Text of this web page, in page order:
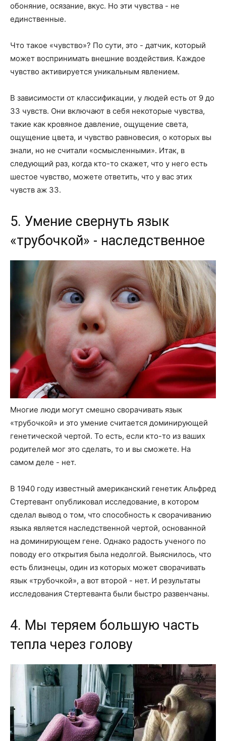
обоняние, осязание, вкус. Но эти чувства - не
единственные.
Что такое «чувство»? По сути, это - датчик, который
может воспринимать внешние воздействия. Каждое
чувство активируется уникальным явлением.
В зависимости от классификации, у людей есть от 9 до
33 чувств. Они включают в себя некоторые чувства,
такие как кровяное давление, ощущение света,
ощущение цвета, и чувство равновесия, о которых вы
знали, но не считали «осмысленными». Итак, в
следующий раз, когда кто-то скажет, что у него есть
шестое чувство, можете ответить, что у вас этих
чувств аж 33.
5. Умение свернуть язык
«трубочкой» - наследственное
Многие люди могут смешно сворачивать язык
«трубочкой» и это умение считается доминирующей
генетической чертой. То есть, если кто-то из ваших
родителей мог это сделать, то и вы сможете. На
самом деле - нет.
В 1940 году известный американский генетик Альфред
Стертевант опубликовал исследование, в котором
сделал вывод о том, что способность к сворачиванию
языка является наследственной чертой, основанной
на доминирующем гене. Однако радость ученого по
поводу его открытия была недолгой. Выяснилось, что
есть близнецы, один из которых может сворачивать
язык «трубочкой», а вот второй - нет. И результаты
исследования Стертеванта были быстро развенчаны.
4. Мы теряем большую часть
тепла через голову